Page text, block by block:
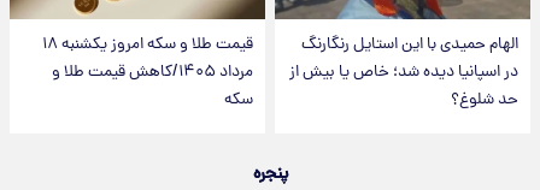
الهام حمیدی با این استایل رنگارنگ
در اسپانیا دیده شد؛ خاص یا بیش از
حد شلوغ؟
قیمت طلا و سکه امروز یکشنبه ۱۸
مرداد ۱۴۰۵/کاهش قیمت طلا و
سکه
پنجره